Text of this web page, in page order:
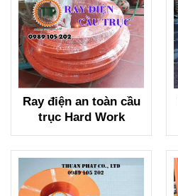
Ray điện an toàn cầu
trục Hard Work